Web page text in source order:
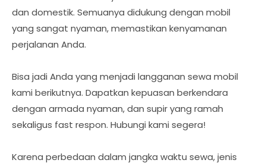
dan domestik. Semuanya didukung dengan mobil
yang sangat nyaman, memastikan kenyamanan
perjalanan Anda.
Bisa jadi Anda yang menjadi langganan sewa mobil
kami berikutnya. Dapatkan kepuasan berkendara
dengan armada nyaman, dan supir yang ramah
sekaligus fast respon. Hubungi kami segera!
Karena perbedaan dalam jangka waktu sewa, jenis